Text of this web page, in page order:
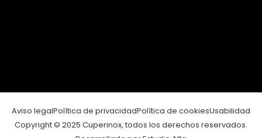
Aviso legalPolítica de privacidadPolítica de cookiesUsabilidad
Copyright © 2025 Cuperinox, todos los derechos reservados.